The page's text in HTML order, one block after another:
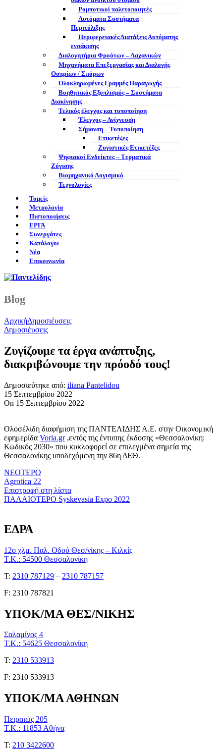
Ρομποτικοί παλετοποιητές
Αυτόματα Συστήματα
Περιτύλιξης
Περιφερειακές Διατάξεις Αυτόματης
ενσάκισης
Διαλογητήρια Φρούτων – Λαχανικών
Μηχανήματα Επεξεργασίας και Διαλογής
Οσπρίων / Σπόρων
Ολοκληρωμένες Γραμμές Παραγωγής
Βοηθητικός Εξοπλισμός – Συστήματα
Διακίνησης
Τελικός έλεγχος και τυποποίηση
Έλεγχος – Ανίχνευση
Σήμανση – Τυποποίηση
Ετικετέζες
Ζυγιστικές Ετικετέζες
Ψηφιακοί Ενδείκτες – Tερματικά
Ζύγισης
Βιομηχανικό Λογισμικό
Τεχνολογίες
Τομείς
Μετρολογία
Πιστοποιήσεις
ΕΡΓΑ
Συνεργάτες
Κατάλογοι
Νέα
Επικοινωνία
Blog
ΑρχικήΔημοσιέυσεις
Δημοσιέυσεις
Ζυγίζουμε τα έργα ανάπτυξης,
διακριβώνουμε την πρόοδό τους!
Δημοσιεύτηκε από: iliana Pantelidou
15 Σεπτεμβρίου 2022
On 15 Σεπτεμβρίου 2022
Ολοσέλιδη διαφήμιση της ΠΑΝΤΕΛΙΔΗΣ Α.Ε. στην Οικονομική
εφημερίδα Voria.gr,εντός της έντυπης έκδοσης «Θεσσαλονίκη:
Κωδικός 2030» που κυκλοφορεί σε επιλεγμένα σημεία της
Θεσσαλονίκης υποδεχόμενη την 86η ΔΕΘ.
ΝΕΟΤΕΡΟ
Agrotica 22
Επιστροφή στη λίστα
ΠΑΛΑΙΟΤΕΡΟ Syskevasia Expo 2022
ΕΔΡΑ
12ο χλμ. Παλ. Οδού Θεσ/νίκης – Κιλκίς
Τ.Κ.: 54500 Θεσσαλονίκη
Τ: 2310 787129 – 2310 787157
F: 2310 787821
ΥΠΟΚ/ΜΑ ΘΕΣ/ΝΙΚΗΣ
Σαλαμίνος 4
Τ.Κ.: 54625 Θεσσαλονίκη
Τ: 2310 533913
F: 2310 533913
ΥΠΟΚ/ΜΑ ΑΘΗΝΩΝ
Πειραιώς 205
Τ.Κ.: 11853 Αθήνα
Τ: 210 3422600